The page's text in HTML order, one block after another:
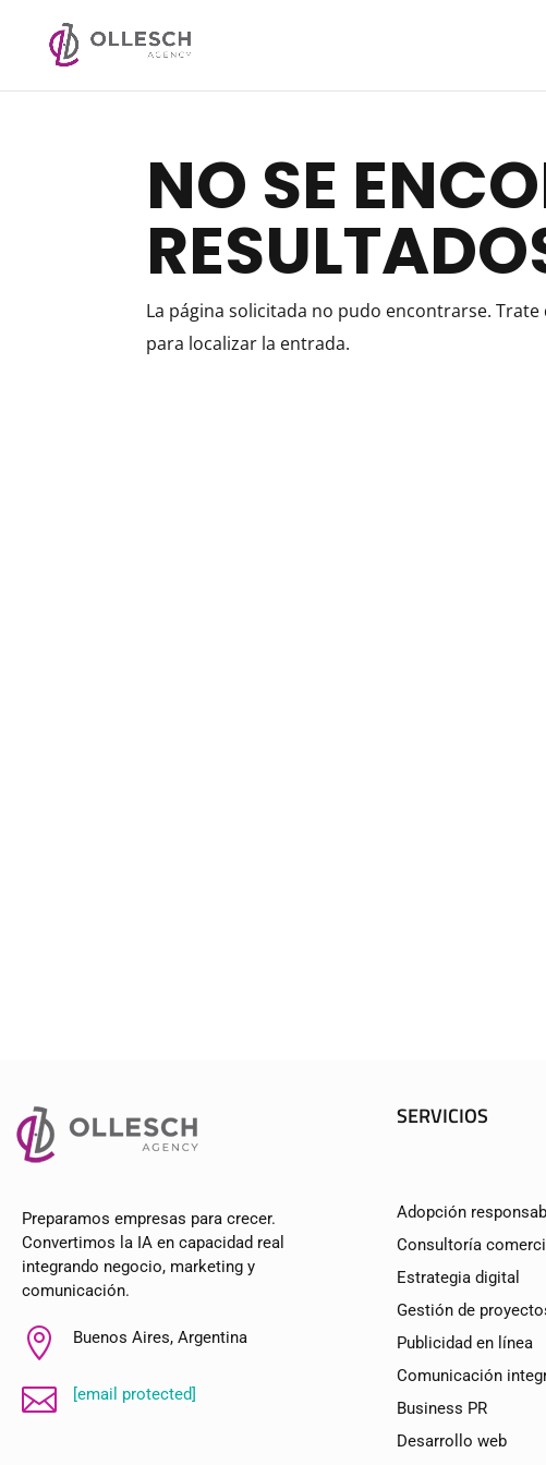
NO SE
La página solicitada no pudo encontrarse.
para localizar la entrada.
Preparamos empresas para crecer.
Convertimos la IA en capacidad real
integrando negocio, marketing y
comunicación.
 Buenos Aires, Argentina
 [email protected]
SERVICIOS
Adopción
Consultoría
Estrategia digital
Gestión de
Publicidad en línea
Comunicación
Business PR
Desarrollo web